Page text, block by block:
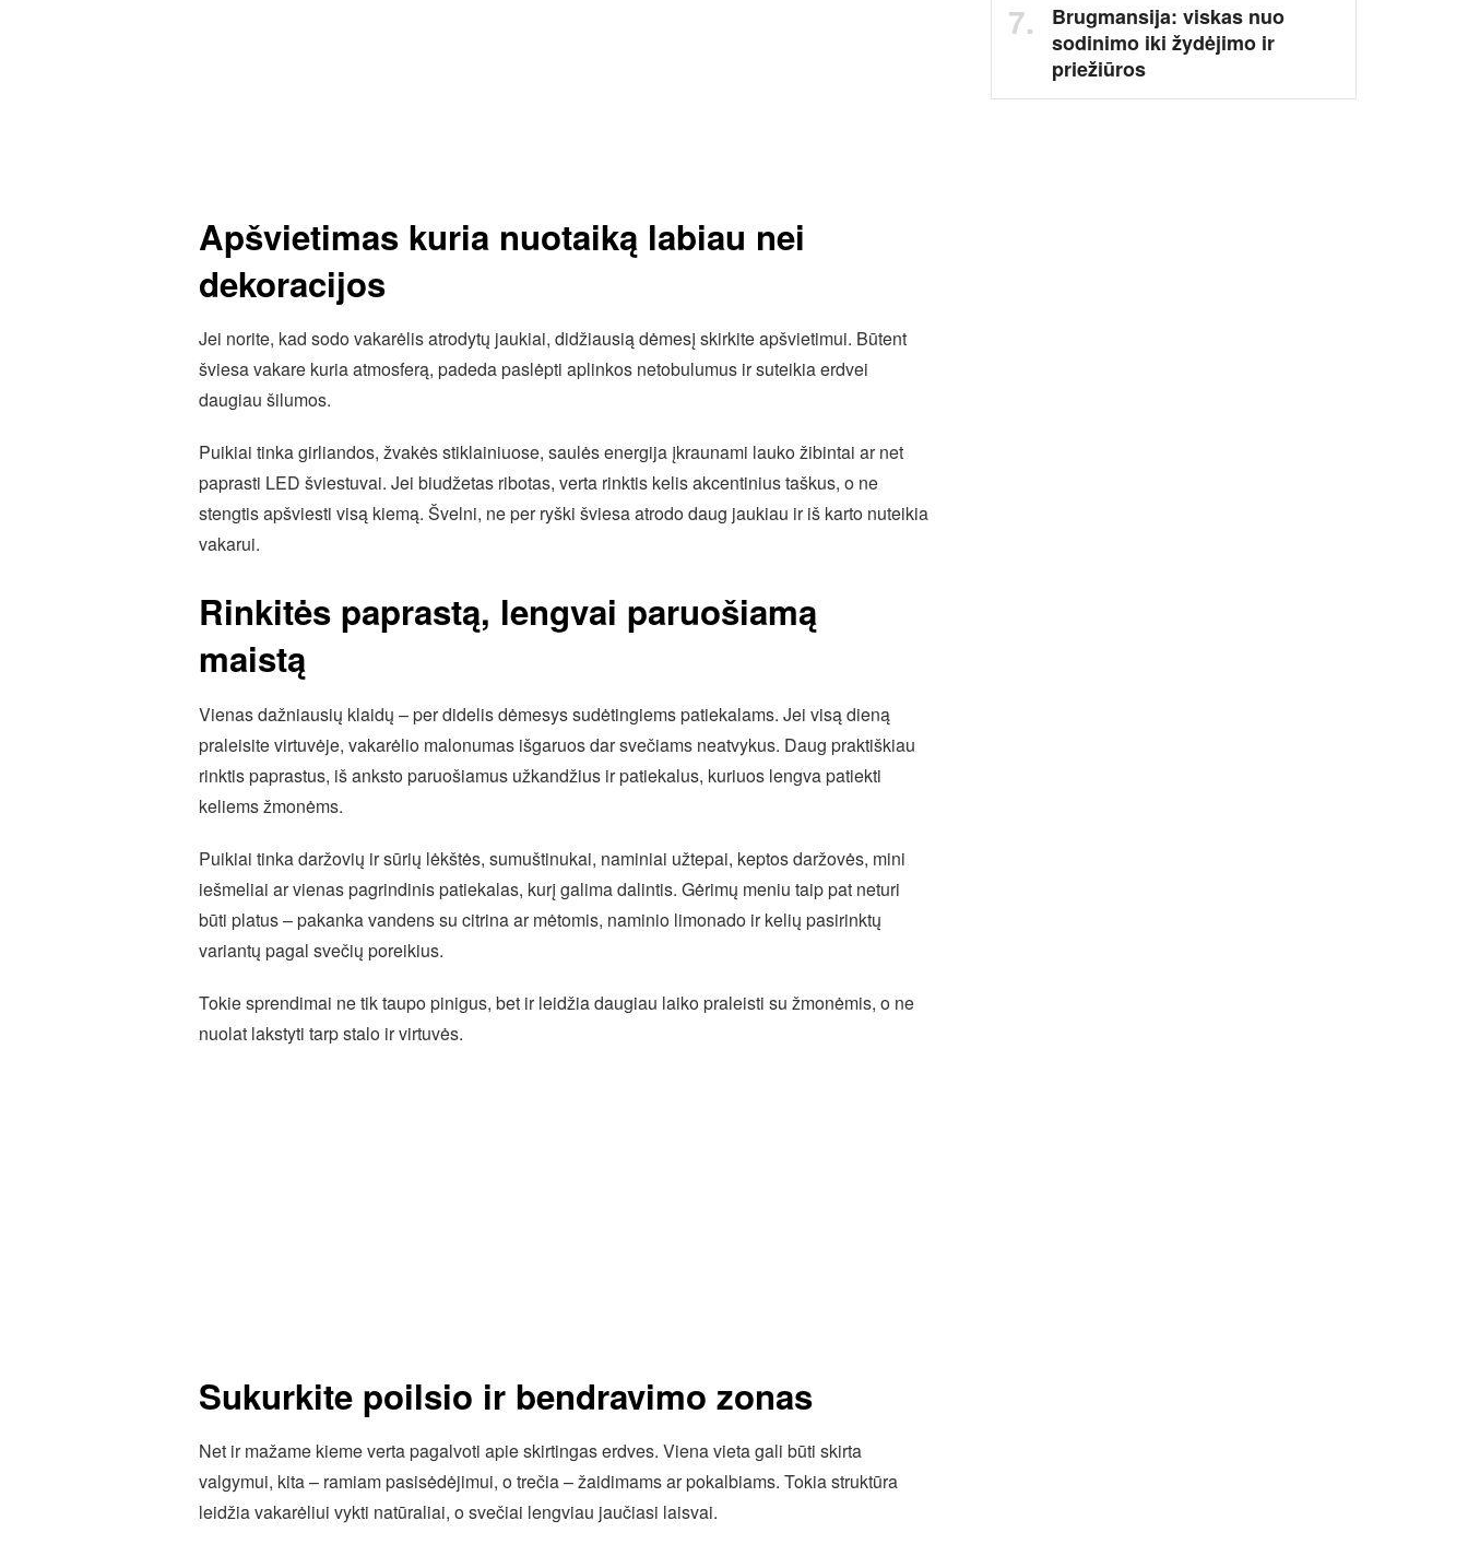
Apšvietimas kuria nuotaiką labiau nei
dekoracijos
Jei norite, kad sodo vakarėlis atrodytų jaukiai, didžiausią dėmesį skirkite apšvietimui. Būtent
šviesa vakare kuria atmosferą, padeda paslėpti aplinkos netobulumus ir suteikia erdvei
daugiau šilumos.
Puikiai tinka girliandos, žvakės stiklainiuose, saulės energija įkraunami lauko žibintai ar net
paprasti LED šviestuvai. Jei biudžetas ribotas, verta rinktis kelis akcentinius taškus, o ne
stengtis apšviesti visą kiemą. Švelni, ne per ryški šviesa atrodo daug jaukiau ir iš karto nuteikia
vakarui.
Rinkitės paprastą, lengvai paruošiamą
maistą
Vienas dažniausių klaidų – per didelis dėmesys sudėtingiems patiekalams. Jei visą dieną
praleisite virtuvėje, vakarėlio malonumas išgaruos dar svečiams neatvykus. Daug praktiškiau
rinktis paprastus, iš anksto paruošiamus užkandžius ir patiekalus, kuriuos lengva patiekti
keliems žmonėms.
Puikiai tinka daržovių ir sūrių lėkštės, sumuštinukai, naminiai užtepai, keptos daržovės, mini
iešmeliai ar vienas pagrindinis patiekalas, kurį galima dalintis. Gėrimų meniu taip pat neturi
būti platus – pakanka vandens su citrina ar mėtomis, naminio limonado ir kelių pasirinktų
variantų pagal svečių poreikius.
Tokie sprendimai ne tik taupo pinigus, bet ir leidžia daugiau laiko praleisti su žmonėmis, o ne
nuolat lakstyti tarp stalo ir virtuvės.
Sukurkite poilsio ir bendravimo zonas
Net ir mažame kieme verta pagalvoti apie skirtingas erdves. Viena vieta gali būti skirta
valgymui, kita – ramiam pasisėdėjimui, o trečia – žaidimams ar pokalbiams. Tokia struktūra
leidžia vakarėliui vykti natūraliai, o svečiai lengviau jaučiasi laisvai.
Brugmansija: viskas nuo
sodinimo iki žydėjimo ir
priežiūros